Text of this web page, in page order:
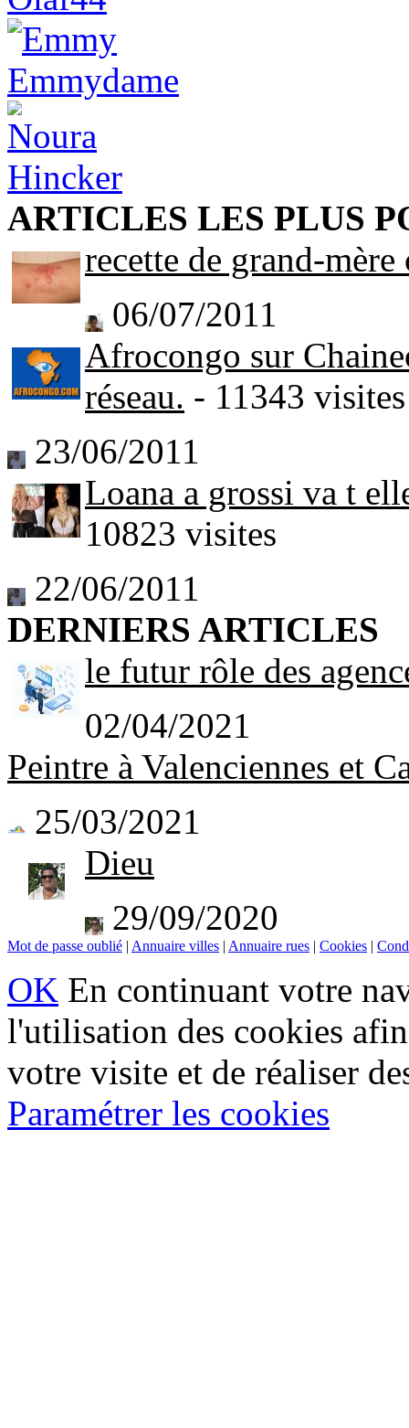
ARTICLES LES PLUS
recette de grand-mère
06/07/2011
Afrocongo sur
réseau. - 11343 visites
23/06/2011
Loana a grossi va t
10823 visites
22/06/2011
DERNIERS ARTICLES
le futur rôle des
02/04/2021
Peintre à Valenciennes et
25/03/2021
Dieu
29/09/2020
Mot de passe oublié | Annuaire villes | Annuaire rues | Cookies |
OK En continuant votre
l'utilisation des cookies
votre visite et de réaliser
Paramétrer les cookies